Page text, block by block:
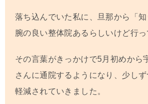
落ち込んでいた私に、旦那から「
腕の良い整体院あるらしいけど行
その言葉がきっかけで5月初めから
さんに通院するようになり、少し
軽減されていきました。